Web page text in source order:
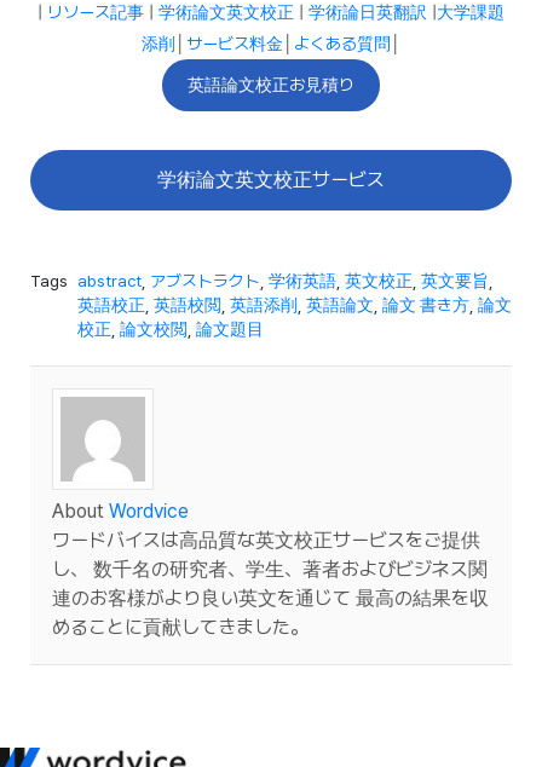
| リソース記事 | 学術論文英文校正 | 学術論日英翻訳 |大学課題
添削
サービス料金 よくある質問
英語論文校正お見積り
学術論文英文校正サービス
Tags abstract アブストラクト 学術英語 英文校正 英文要旨
英語校正 英語校閲 英語添削 英語論文 論文 書き方 論文
校正 論文校閲 論文題目
About Wordvice
ワードバイスは高品質な英文校正サービスをご提供
し、 数千名の研究者、学生、著者およびビジネス関
連のお客様がより良い英文を通じて 最高の結果を収
めることに貢献してきました。